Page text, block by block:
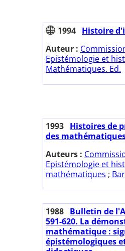
1994 Histoire
Auteur :
Epistémologie et
Mathématiques. Ed.
1993 Histoires de
des
Auteurs :
Epistémologie et
mathématiques ;
1988 Bulletin de
591-620. La
mathématique :
épistémologiques